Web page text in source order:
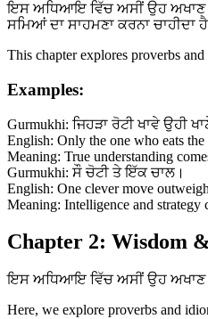
ਇਸ ਅਧਿਆਇ ਵਿੱਚ ਅਸੀਂ ਉਹ ਅਖਾਣ
ਸਮਿਆਂ ਦਾ ਸਾਹਮਣਾ ਕਰਨਾ ਚਾਹੀਦਾ
This chapter explores proverbs
Examples:
Gurmukhi: ਜਿਹੜਾ ਰੋਟੀ ਖਾਵੇ ਉਹੀ
English: Only the one who eats the
Meaning: True understanding
Gurmukhi: ਸੌ ਚੋਟੀ ਤੇ ਇੱਕ ਚਾਲ।
English: One clever move
Meaning: Intelligence and strategy
Chapter 2: Wisdom
ਇਸ ਅਧਿਆਇ ਵਿੱਚ ਅਸੀਂ ਉਹ ਅਖਾਣ
Here, we explore proverbs and